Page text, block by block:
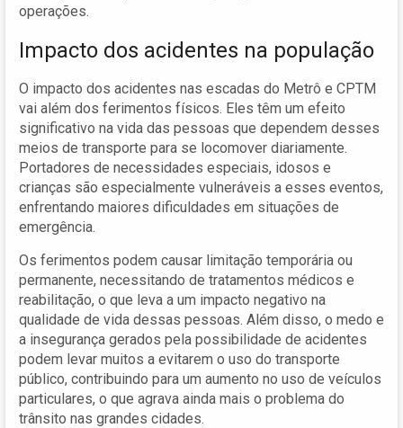
operações.
Impacto dos acidentes na população
O impacto dos acidentes nas escadas do Metrô e CPTM
vai além dos ferimentos físicos. Eles têm um efeito
significativo na vida das pessoas que dependem desses
meios de transporte para se locomover diariamente.
Portadores de necessidades especiais, idosos e
crianças são especialmente vulneráveis a esses eventos,
enfrentando maiores dificuldades em situações de
emergência.
Os ferimentos podem causar limitação temporária ou
permanente, necessitando de tratamentos médicos e
reabilitação, o que leva a um impacto negativo na
qualidade de vida dessas pessoas. Além disso, o medo e
a insegurança gerados pela possibilidade de acidentes
podem levar muitos a evitarem o uso do transporte
público, contribuindo para um aumento no uso de veículos
particulares, o que agrava ainda mais o problema do
trânsito nas grandes cidades.